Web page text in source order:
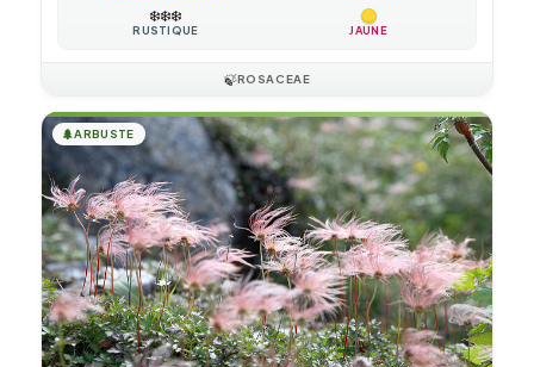
❄️❄️❄️
RUSTIQUE JAUNE
🍃ROSACEAE
🌲ARBUSTE